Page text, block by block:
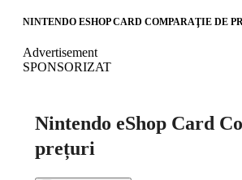
NINTENDO ESHOP CARD COMPARAŢIE DE
Advertisement
SPONSORIZAT
Nintendo eShop Card
prețuri